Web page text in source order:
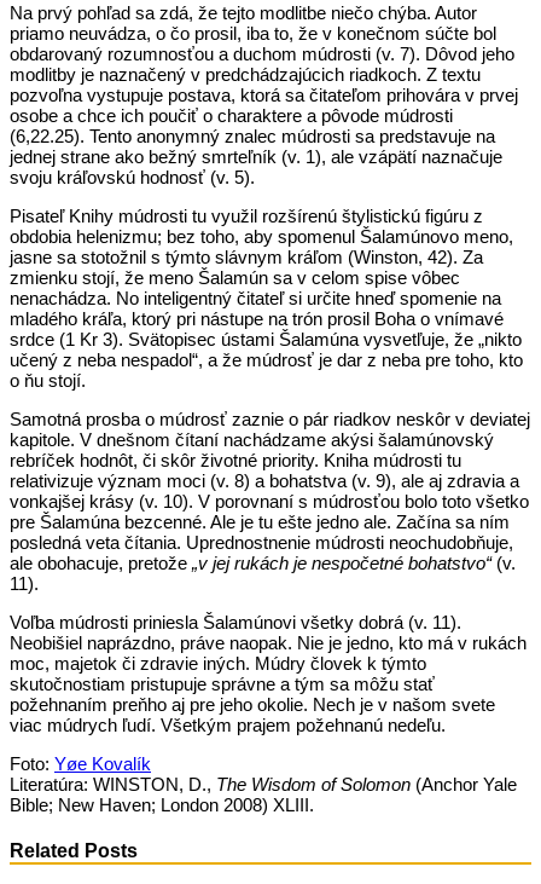
Na prvý pohľad sa zdá, že tejto modlitbe niečo chýba. Autor
priamo neuvádza, o čo prosil, iba to, že v konečnom súčte bol
obdarovaný rozumnosťou a duchom múdrosti (v. 7). Dôvod jeho
modlitby je naznačený v predchádzajúcich riadkoch. Z textu
pozvoľna vystupuje postava, ktorá sa čitateľom prihovára v prvej
osobe a chce ich poučiť o charaktere a pôvode múdrosti
(6,22.25). Tento anonymný znalec múdrosti sa predstavuje na
jednej strane ako bežný smrteľník (v. 1), ale vzápätí naznačuje
svoju kráľovskú hodnosť (v. 5).
Pisateľ Knihy múdrosti tu využil rozšírenú štylistickú figúru z
obdobia helenizmu; bez toho, aby spomenul Šalamúnovo meno,
jasne sa stotožnil s týmto slávnym kráľom (Winston, 42). Za
zmienku stojí, že meno Šalamún sa v celom spise vôbec
nenachádza. No inteligentný čitateľ si určite hneď spomenie na
mladého kráľa, ktorý pri nástupe na trón prosil Boha o vnímavé
srdce (1 Kr 3). Svätopisec ústami Šalamúna vysvetľuje, že „nikto
učený z neba nespadol“, a že múdrosť je dar z neba pre toho, kto
o ňu stojí.
Samotná prosba o múdrosť zaznie o pár riadkov neskôr v deviatej
kapitole. V dnešnom čítaní nachádzame akýsi šalamúnovský
rebríček hodnôt, či skôr životné priority. Kniha múdrosti tu
relativizuje význam moci (v. 8) a bohatstva (v. 9), ale aj zdravia a
vonkajšej krásy (v. 10). V porovnaní s múdrosťou bolo toto všetko
pre Šalamúna bezcenné. Ale je tu ešte jedno ale. Začína sa ním
posledná veta čítania. Uprednostnenie múdrosti neochudobňuje,
ale obohacuje, pretože „v jej rukách je nespočetné bohatstvo“(v.
11).
Voľba múdrosti priniesla Šalamúnovi všetky dobrá (v. 11).
Neobišiel naprázdno, práve naopak. Nie je jedno, kto má v rukách
moc, majetok či zdravie iných. Múdry človek k týmto
skutočnostiam pristupuje správne a tým sa môžu stať
požehnaním preňho aj pre jeho okolie. Nech je v našom svete
viac múdrych ľudí. Všetkým prajem požehnanú nedeľu.
Foto: Yøe Kovalík
Literatúra: WINSTON, D., The Wisdom of Solomon (Anchor Yale
Bible; New Haven; London 2008) XLIII.
Related Posts